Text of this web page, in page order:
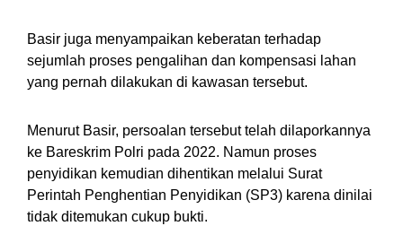
Basir juga menyampaikan keberatan terhadap
sejumlah proses pengalihan dan kompensasi lahan
yang pernah dilakukan di kawasan tersebut.
Menurut Basir, persoalan tersebut telah dilaporkannya
ke Bareskrim Polri pada 2022. Namun proses
penyidikan kemudian dihentikan melalui Surat
Perintah Penghentian Penyidikan (SP3) karena dinilai
tidak ditemukan cukup bukti.